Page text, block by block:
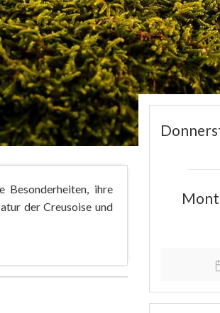
Besonderheiten, ihre
der Creusoise und